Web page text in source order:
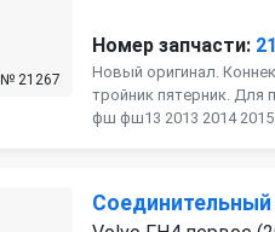
№ 21267
Номер запчасти:
Новый оригинал.
тройник пятерник. Для
фш фш13 2013 2014 2015